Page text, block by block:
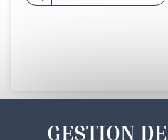
Mentions légales Cookies